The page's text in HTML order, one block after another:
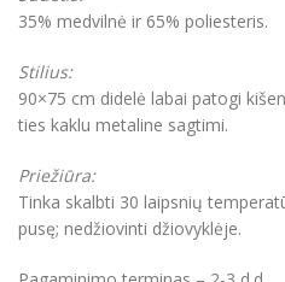
35% medvilnė ir 65% poliesteris.
Stilius:
90×75 cm didelė labai patogi
ties kaklu metaline sagtimi.
Priežiūra:
Tinka skalbti 30 laipsnių
pusę; nedžiovinti džiovyklėje.